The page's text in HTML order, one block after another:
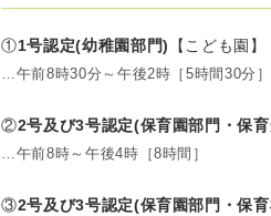
①1号認定(幼稚園部門) 【こども園】
…午前8時30分～午後2時［5時間30分］
②2号及び3号認定(保育園部門・保
…午前8時～午後4時［8時間］
③2号及び3号認定(保育園部門・保